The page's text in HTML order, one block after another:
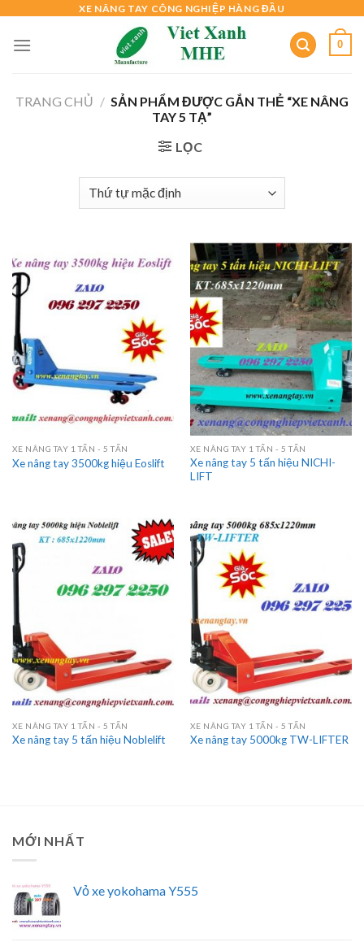
content
XE NÂNG TAY CÔNG NGHIỆP HÀNG ĐẦU
0
TRANG CHỦ / SẢN PHẨM ĐƯỢC GẮN THẺ “XE NÂNG
TAY 5 TẠ”
LỌC
XE NÂNG TAY 1 TẤN - 5 TẤN
Xe nâng tay 3500kg hiệu Eoslift
XE NÂNG TAY 1 TẤN - 5 TẤN
Xe nâng tay 5 tấn hiệu NICHI-
LIFT
XE NÂNG TAY 1 TẤN - 5 TẤN
Xe nâng tay 5 tấn hiệu Noblelift
XE NÂNG TAY 1 TẤN - 5 TẤN
Xe nâng tay 5000kg TW-LIFTER
MỚI NHẤT
Vỏ xe yokohama Y555